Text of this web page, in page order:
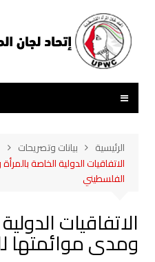
المحتوى
الرئيسية
بيانات وتصريحات
الاتفاقيات الدولية الخاصة
الفلسطيني
الاتفاقيات
ومدى موائمتها